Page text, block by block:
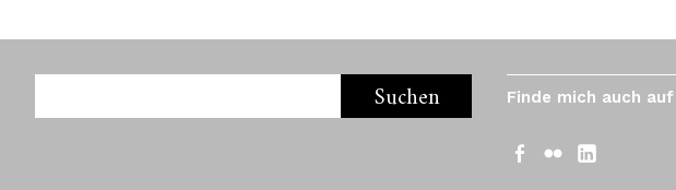
Finde mich auch auf